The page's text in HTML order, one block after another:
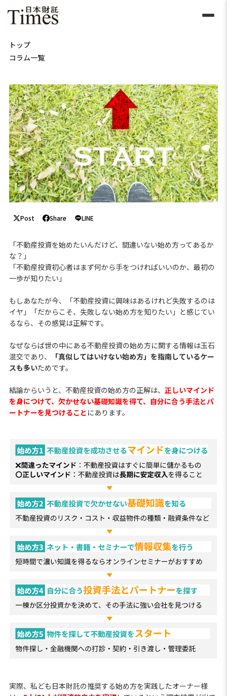
トップ
コラム一覧
Post Share LINE
「不動産投資を始めたいんだけど、間違いない始め方ってあるか
な？」
「不動産投資初心者はまず何から手をつければいいのか、最初の
一歩が知りたい」
もしあなたが今、「不動産投資に興味はあるけれど失敗するのは
イヤ」「だからこそ、失敗しない始め方を知りたい」と感じてい
るなら、その感覚は正解です。
なぜならば世の中にある不動産投資の始め方に関する情報は玉石
混交であり、
「真似してはいけない始め方」を指南しているケー
スも多いためです。
結論からいうと、不動産投資の始め方の正解は、 正しいマインド
を身につけて、欠かせない基礎知識を得て、自分に合う手法とパ
ートナーを見つけること にあります。
実際、私ども日本財託の推奨する始め方を実践したオーナー様